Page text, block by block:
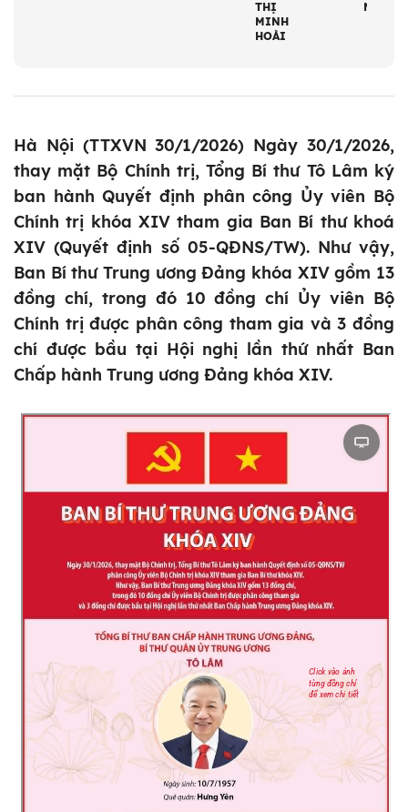
THỊ
MINH
HOÀI
NGHĨA
Hà Nội (TTXVN 30/1/2026) Ngày 30/1/2026,
thay mặt Bộ Chính trị, Tổng Bí thư Tô Lâm ký
ban hành Quyết định phân công Ủy viên Bộ
Chính trị khóa XIV tham gia Ban Bí thư khoá
XIV (Quyết định số 05-QĐNS/TW). Như vậy,
Ban Bí thư Trung ương Đảng khóa XIV gồm 13
đồng chí, trong đó 10 đồng chí Ủy viên Bộ
Chính trị được phân công tham gia và 3 đồng
chí được bầu tại Hội nghị lần thứ nhất Ban
Chấp hành Trung ương Đảng khóa XIV.